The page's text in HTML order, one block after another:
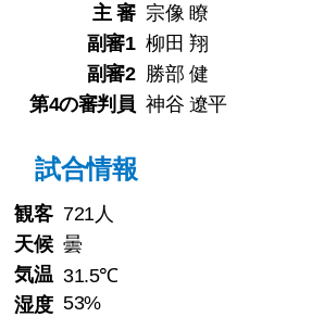
主 審 宗像 瞭
副審1 柳田 翔
副審2 勝部 健
第4の審判員 神谷 遼平
試合情報
観客 721人
天候 曇
気温 31.5℃
湿度 53%